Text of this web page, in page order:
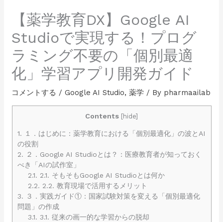
【薬学教育DX】Google AI
Studioで実現する！プログ
ラミング不要の「個別最適
化」学習アプリ開発ガイド
コメントする /Google AI Studio,薬学 / By pharmaailab
Contents [hide]
1. １．はじめに：薬学教育における「個別最適化」の波とAI
の役割
2. ２．Google AI Studioとは？：医療教育者が知っておく
べき「AIの試作室」
2.1. 2.1. そもそもGoogle AI Studioとは何か
2.2. 2.2. 教育現場で活用するメリット
3. ３．実践ガイド①：国家試験対策を変える「個別最適化
問題」の作成
3.1. 3.1. 従来の画一的な学習からの脱却